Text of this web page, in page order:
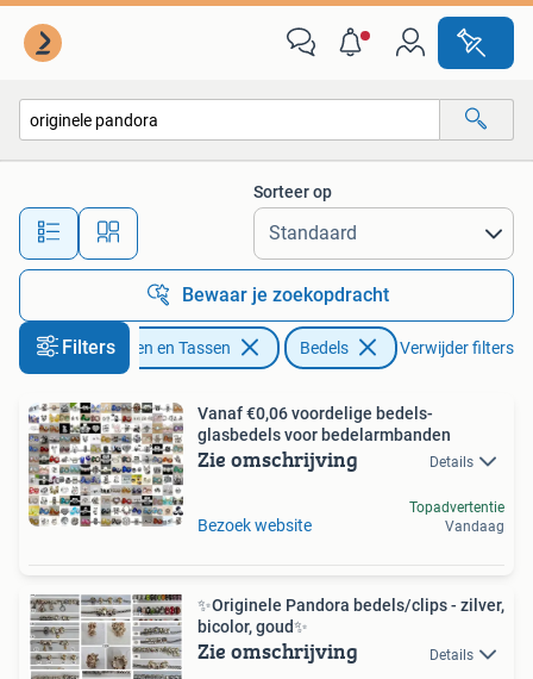
Alle afstanden…
Sorteer op
Bewaar je zoekopdracht
FiltersSieraden en Tassen Bedels Verwijder filters
Vanaf €0,06 voordelige bedels-
glasbedels voor bedelarmbanden
Zie omschrijving Details
Bezoek website
Topadvertentie
Vandaag
✨Originele Pandora bedels/clips - zilver,
bicolor, goud✨
Zie omschrijving Details